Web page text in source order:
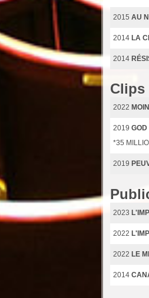
2015 AU
2014 LA
2014
Clips
2022
2019
*35
2019
2023
2022
2022 LE
2014